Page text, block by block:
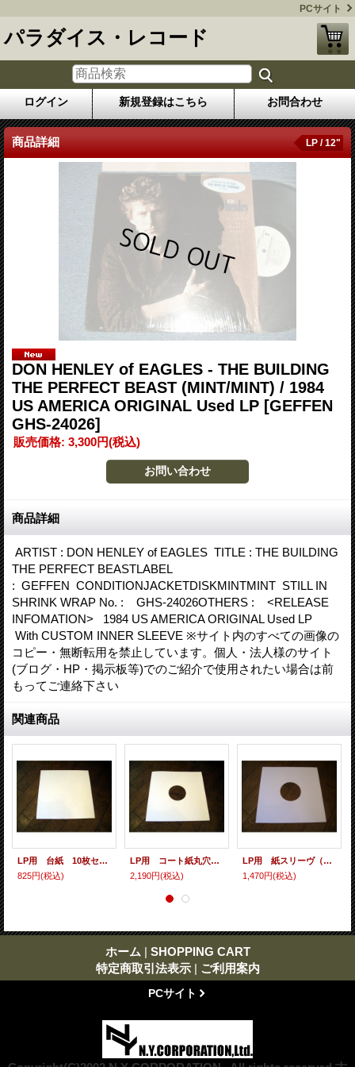
PCサイト
パラダイス・レコード
ログイン 新規登録はこちら お問合わせ
商品詳細 LP / 12"
DON HENLEY of EAGLES - THE BUILDING
THE PERFECT BEAST (MINT/MINT) / 1984
US AMERICA ORIGINAL Used LP [GEFFEN
GHS-24026]
販売価格: 3,300円(税込)
商品詳細
ARTIST : DON HENLEY of EAGLES TITLE : THE BUILDING
THE PERFECT BEASTLABEL
: GEFFEN CONDITIONJACKETDISKMINTMINT STILL IN
SHRINK WRAP No. : GHS-24026OTHERS : <RELEASE
INFOMATION> 1984 US AMERICA ORIGINAL Used LP
With CUSTOM INNER SLEEVE ※サイト内のすべての画像の
コピー・無断転用を禁止しています。個人・法人様のサイト
(ブログ・HP・掲示板等)でのご紹介で使用されたい場合は前
もってご連絡下さい
関連商品
LP用 台紙 10枚セット
825円(税込)
LP用 コート紙丸穴ジャケ 10枚セット
2,190円(税込)
LP用 紙スリーヴ（レギュラー 四角の角） 10枚セット
1,470円(税込)
ホーム | SHOPPING CART
特定商取引法表示 | ご利用案内
PCサイト